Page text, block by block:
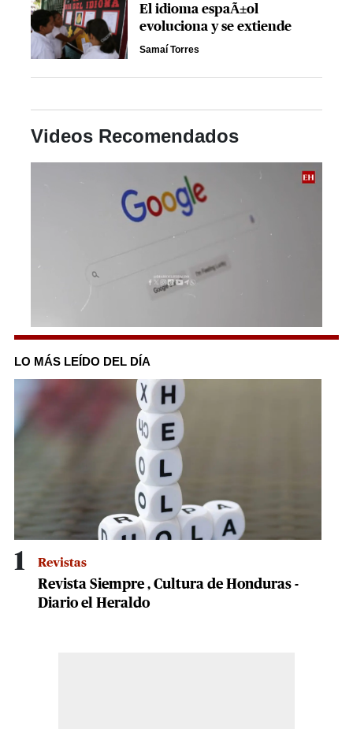
El idioma espaÃ±ol
evoluciona y se extiende
Samaí Torres
Videos Recomendados
0
of
2
minutes,
2
seconds
LO MÁS LEÍDO DEL DÍA
1 Revistas
Revista Siempre , Cultura de Honduras -
Diario el Heraldo